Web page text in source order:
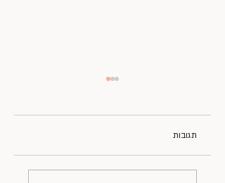
פסח בימי מלחמה
תגובות